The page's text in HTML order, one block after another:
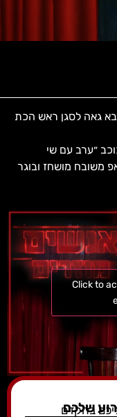
גאה לסגן ראש הכת
״ערב עם שי
משובח מושחז ובוגר
Click to
שלכם
בהקדם